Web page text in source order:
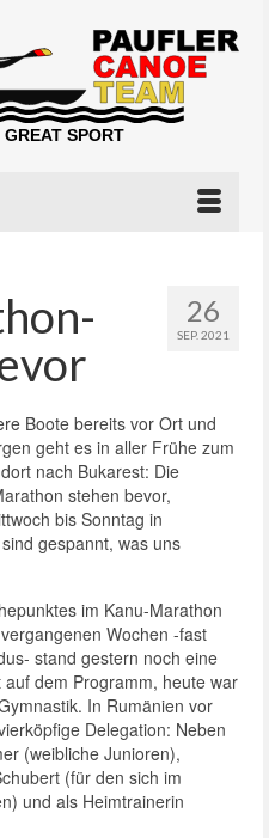
GREAT SPORT
26
SEP. 2021
Boote bereits vor Ort und
geht es in aller Frühe zum
nach Bukarest: Die
stehen bevor,
bis Sonntag in
gespannt, was uns
im Kanu-Marathon
Wochen -fast
stand gestern noch eine
dem Programm, heute war
In Rumänien vor
Delegation: Neben
(weibliche Junioren),
(für den sich im
und als Heimtrainerin